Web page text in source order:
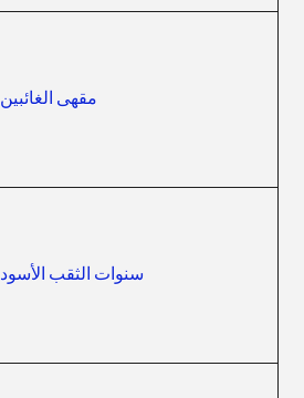
مقهى الغائبين
سنوات الثقب الأسود